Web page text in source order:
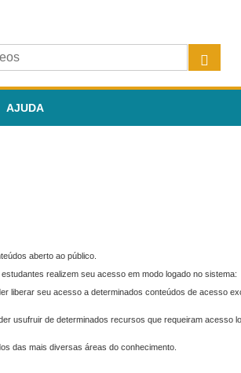
AJUDA
aberto ao público.
realizem seu acesso em modo logado no sistema:
liberar seu acesso a determinados conteúdos de acesso
usufruir de determinados recursos que requeiram acesso
das mais diversas áreas do conhecimento.